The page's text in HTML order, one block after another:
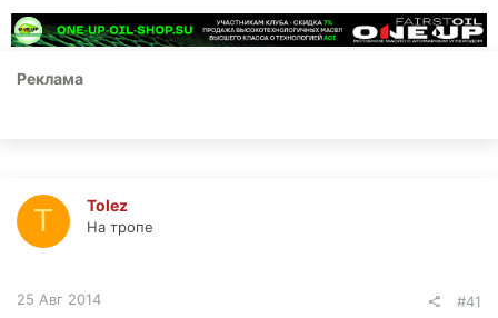
Реклама
T Tolez
На тропе
25 Авг 2014 #41